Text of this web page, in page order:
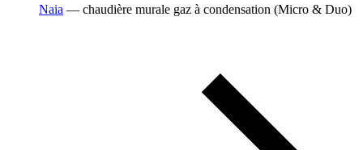
Naia — chaudière murale gaz à condensation (Micro & Duo)